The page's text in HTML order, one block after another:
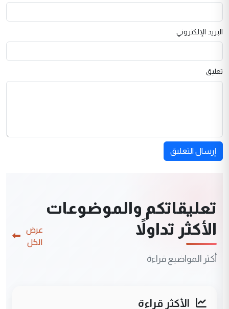
البريد الإلكتروني
تعليق
إرسال التعليق
تعليقاتكم والموضوعات
الأكثر تداولاً
أكثر المواضيع قراءة
عرض
الكل
الأكثر قراءة